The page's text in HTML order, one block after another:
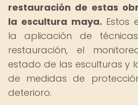
restauración de estas
la escultura maya. Estos
la aplicación de
restauración, el
estado de las esculturas y
de medidas de
deterioro.